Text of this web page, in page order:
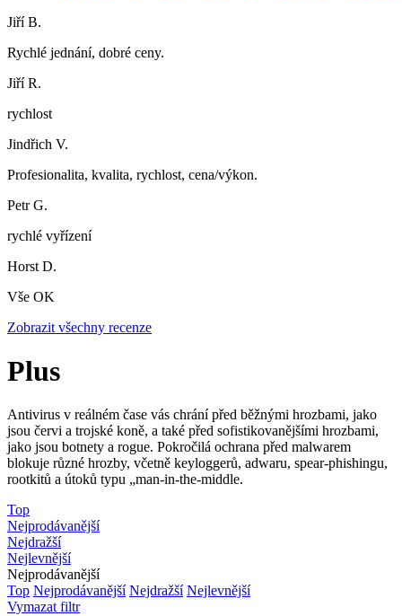
Jiří B.
Rychlé jednání, dobré ceny.
Jiří R.
rychlost
Jindřich V.
Profesionalita, kvalita, rychlost, cena/výkon.
Petr G.
rychlé vyřízení
Horst D.
Vše OK
Zobrazit všechny recenze
Plus
Antivirus v reálném čase vás chrání před běžnými hrozbami, jako
jsou červi a trojské koně, a také před sofistikovanějšími hrozbami,
jako jsou botnety a rogue. Pokročilá ochrana před malwarem
blokuje různé hrozby, včetně keyloggerů, adwaru, spear-phishingu,
rootkitů a útoků typu „man-in-the-middle.
Top
Nejprodávanější
Nejdražší
Nejlevnější
Nejprodávanější
Top Nejprodávanější Nejdražší Nejlevnější
Vymazat filtr